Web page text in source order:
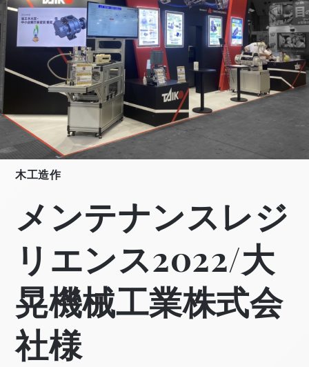
木工造作
メンテナンスレジ
リエンス2022/大
晃機械工業株式会
社様